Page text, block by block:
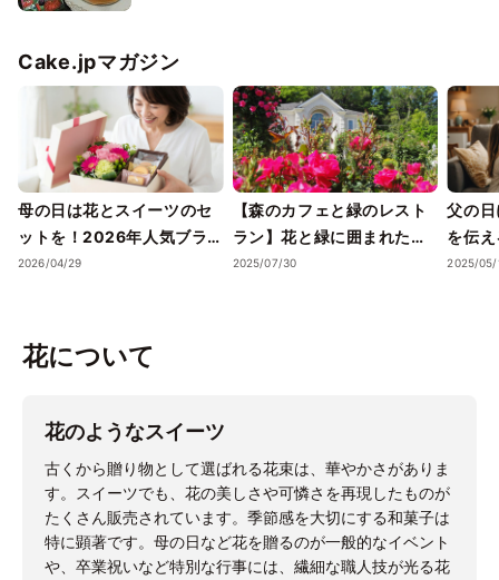
Cake.jpマガジン
母の日は花とスイーツのセ
ットを！2026年人気ブラ
ンドの選び方ガイド
2026/04/29
【森のカフェと緑のレスト
ラン】花と緑に囲まれたガ
ーデンカフェ（千葉・神奈
2025/07/30
父の
を伝
すすめ
2025/05/
花について
花のようなスイーツ
古くから贈り物として選ばれる花束は、華やかさがありま
す。スイーツでも、花の美しさや可憐さを再現したものが
たくさん販売されています。季節感を大切にする和菓子は
特に顕著です。母の日など花を贈るのが一般的なイベント
や、卒業祝いなど特別な行事には、繊細な職人技が光る花